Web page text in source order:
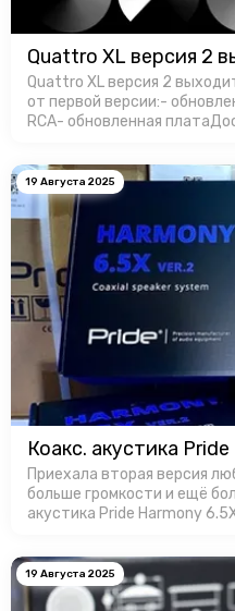
Quattro XL версия 2
Quattro XL версия 2
от первой версии:-
RCA- обновленная
19 Августа 2025
Коакс. акустика
Приехала вторая версия
больше громкости и ещё больше
акустика Pride Harmony 6.5X V.2 Уже на полках и
19 Августа 2025